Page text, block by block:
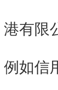
港有限
例如信